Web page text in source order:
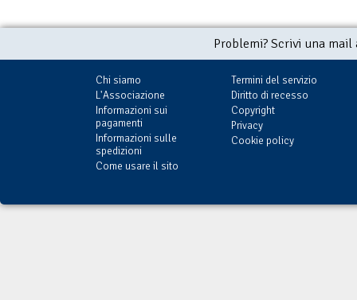
Problemi? Scrivi una
Chi siamo
L'Associazione
Informazioni sui
pagamenti
Informazioni sulle
spedizioni
Come usare il sito
Termini del servizio
Diritto di recesso
Copyright
Privacy
Cookie policy